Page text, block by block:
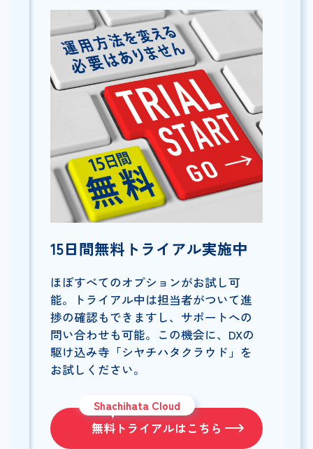
15日間無料トライアル実施中
ほぼすべてのオプションがお試し可
能。トライアル中は担当者がついて進
捗の確認もできますし、サポートへの
問い合わせも可能。この機会に、DXの
駆け込み寺「シヤチハタクラウド」を
お試しください。
Shachihata Cloud
無料トライアルはこちら